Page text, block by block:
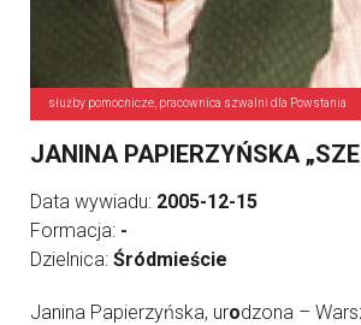
służby pomocnicze, pracownica szwalni dla Powstania
JANINA PAPIERZYŃSKA
Data wywiadu: 2005-12-15
Formacja: -
Dzielnica: Śródmieście
Janina Papierzyńska, urodzona –